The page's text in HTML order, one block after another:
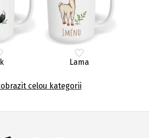
Lama
celou kategorii